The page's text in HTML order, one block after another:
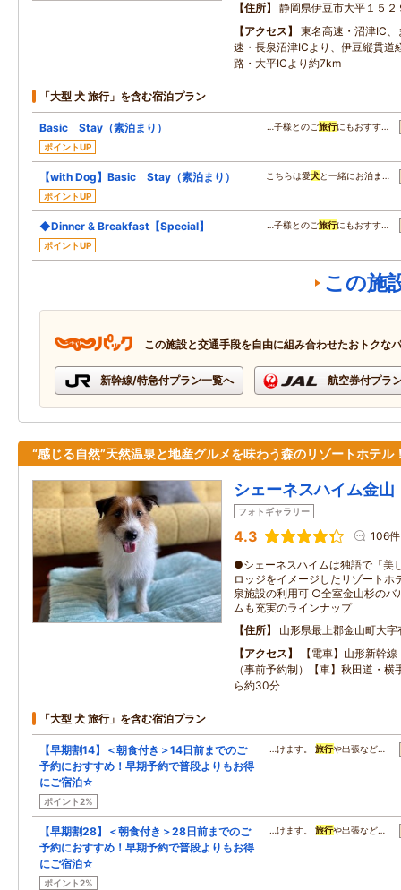
住所
静岡県伊豆市大平１５２
アクセス
東名高速・沼津IC
速・長泉沼津ICより、伊豆縦貫道
路・大平ICより約7km
「大型 犬 旅行」を含む宿泊プラン
Basic Stay（素泊まり）
ポイントUP
…子様とのご旅行にもおすす…
【with Dog】Basic Stay（素泊まり）
ポイントUP
こちらは愛犬と一緒にお泊ま…
◆Dinner & Breakfast【Special】
ポイントUP
…子様とのご旅行にもおすす…
この施
この施設と交通手段を自由に組み合わせたおトクな
新幹線/特急付プラン一覧へ 航空券付プラ
“感じる自然”天然温泉と地産グルメを味わう森のリゾートホテル
シェーネスハイム金山
フォトギャラリー
4.3 106件
●シェーネスハイムは独語で「美
ロッジをイメージしたリゾート
泉施設の利用可 ○全室金山杉の
ムも充実のラインナップ
住所
山形県最上郡金山町大
アクセス
【電車】山形新幹
（事前予約制）【車】秋田道・横
ら約30分
「大型 犬 旅行」を含む宿泊プラン
【早期割14】＜朝食付き＞14日前までのご
予約におすすめ！早期予約で普段よりもお得
にご宿泊☆
ポイント2%
…けます。旅行や出張など…
【早期割28】＜朝食付き＞28日前までのご
予約におすすめ！早期予約で普段よりもお得
にご宿泊☆
ポイント2%
…けます。旅行や出張など…